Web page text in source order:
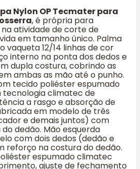
Nylon OP Tecmater para
, é própria para
atividade de corte de
em tamanho único. Palma
vaqueta 12/14 linhas de cor
interno na ponta dos dedos e
dupla costura, cobrindo as
ambas as mão até o punho.
tecido poliéster espumado
tecnologia climatec de
a rasgo e absorção de
em modelo de três
e demais juntos) com
dedão. Mão esquerda
com dois dedos (dedão e
reforço na costura do dedão.
espumado climatec
ajuste de fechamento